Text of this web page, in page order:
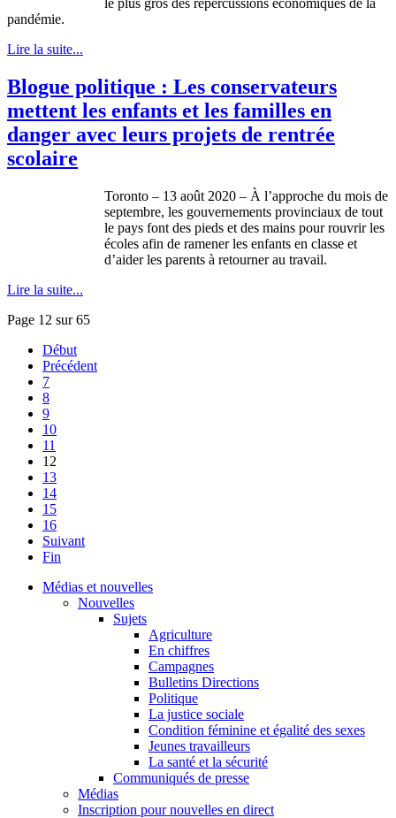
pandémie.
Lire la suite...
Blogue politique : Les conservateurs
mettent les enfants et les familles en
danger avec leurs projets de rentrée
scolaire
Toronto – 13 août 2020 – À l’approche du mois de
septembre, les gouvernements provinciaux de tout
le pays font des pieds et des mains pour rouvrir les
écoles afin de ramener les enfants en classe et
d’aider les parents à retourner au travail.
Lire la suite...
Page 12 sur 65
Début
Précédent
7
8
9
10
11
12
13
14
15
16
Suivant
Fin
Médias et nouvelles
Nouvelles
Sujets
Agriculture
En chiffres
Campagnes
Bulletins Directions
Politique
La justice sociale
Condition féminine et égalité des sexes
Jeunes travailleurs
La santé et la sécurité
Communiqués de presse
Médias
Inscription pour nouvelles en direct